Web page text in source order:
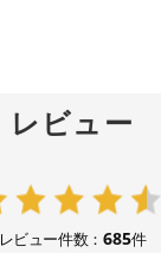
レビュー
レビュー件数： 685件